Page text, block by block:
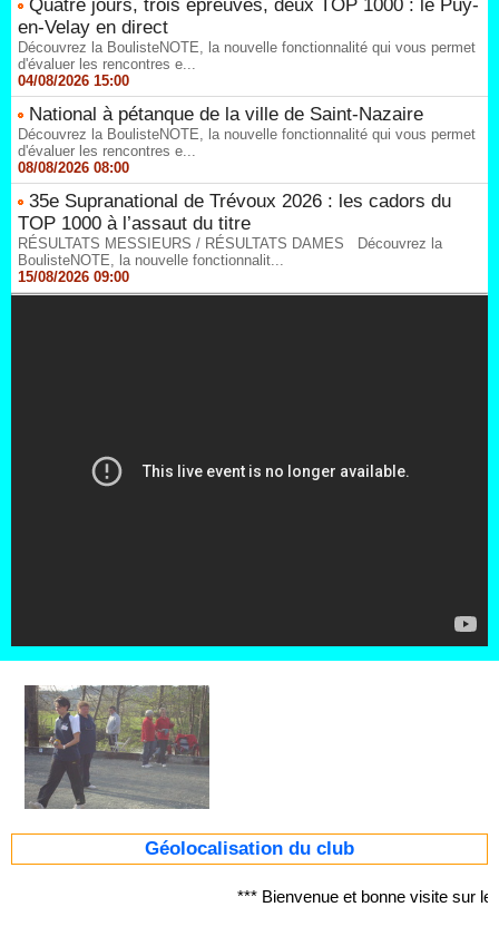
Géolocalisation du club
*** Bienvenue et bonne visite sur le
Quatre jours, trois épreuves, deux TOP 1000 : le Puy-
en-Velay en direct
Découvrez la BoulisteNOTE, la nouvelle fonctionnalité qui vous permet
d'évaluer les rencontres e...
04/08/2026 15:00
National à pétanque de la ville de Saint-Nazaire
Découvrez la BoulisteNOTE, la nouvelle fonctionnalité qui vous permet
d'évaluer les rencontres e...
08/08/2026 08:00
35e Supranational de Trévoux 2026 : les cadors du
TOP 1000 à l’assaut du titre
RÉSULTATS MESSIEURS / RÉSULTATS DAMES Découvrez la
BoulisteNOTE, la nouvelle fonctionnalit...
15/08/2026 09:00